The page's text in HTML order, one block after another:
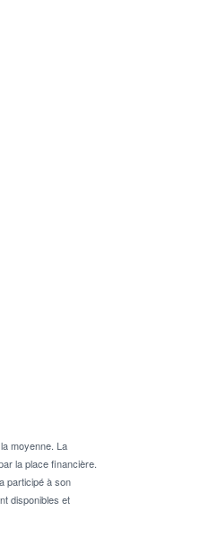
moyenne. La
la place financière.
participé à son
disponibles et